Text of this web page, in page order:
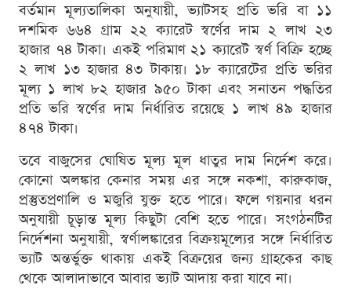
বর্তমান মূল্যতালিকা অনুযায়ী, ভ্যাটসহ প্রতি ভরি বা ১১
দশমিক ৬৬৪ গ্রাম ২২ ক্যারেট স্বর্ণের দাম ২ লাখ ২৩
হাজার ৭৪ টাকা। একই পরিমাণ ২১ ক্যারেট স্বর্ণ বিক্রি হচ্ছে
২ লাখ ১৩ হাজার ৪৩ টাকায়। ১৮ ক্যারেটের প্রতি ভরির
মূল্য ১ লাখ ৮২ হাজার ৯৫০ টাকা এবং সনাতন পদ্ধতির
প্রতি ভরি স্বর্ণের দাম নির্ধারিত রয়েছে ১ লাখ ৪৯ হাজার
৪৭৪ টাকা।
তবে বাজুসের ঘোষিত মূল্য মূল ধাতুর দাম নির্দেশ করে।
কোনো অলঙ্কার কেনার সময় এর সঙ্গে নকশা, কারুকাজ,
প্রস্তুতপ্রণালি ও মজুরি যুক্ত হতে পারে। ফলে গয়নার ধরন
অনুযায়ী চূড়ান্ত মূল্য কিছুটা বেশি হতে পারে। সংগঠনটির
নির্দেশনা অনুযায়ী, স্বর্ণালঙ্কারের বিক্রয়মূল্যের সঙ্গে নির্ধারিত
ভ্যাট অন্তর্ভুক্ত থাকায় একই বিক্রয়ের জন্য গ্রাহকের কাছ
থেকে আলাদাভাবে আবার ভ্যাট আদায় করা যাবে না।